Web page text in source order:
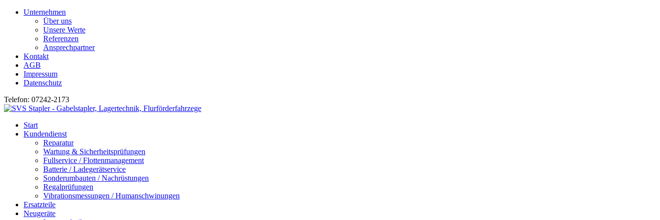
Unternehmen
Über uns
Unsere Werte
Referenzen
Ansprechpartner
Kontakt
AGB
Impressum
Datenschutz
Telefon: 07242-2173
Start
Kundendienst
Reparatur
Wartung & Sicherheitsprüfungen
Fullservice / Flottenmanagement
Batterie / Ladegerätservice
Sonderumbauten / Nachrüstungen
Regalprüfungen
Vibrationsmessungen / Humanschwinungen
Ersatzteile
Neugeräte